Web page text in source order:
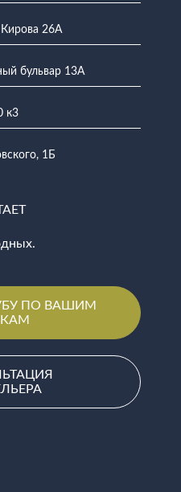
Кирова 26А
бульвар 13А
к3
1Б
ПО ВАШИМ